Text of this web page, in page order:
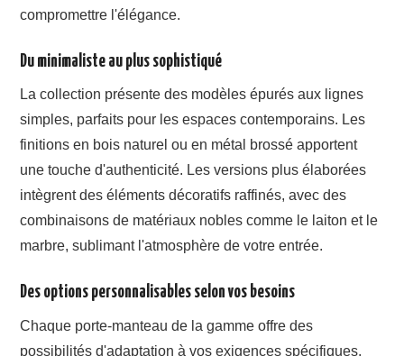
compromettre l'élégance.
Du minimaliste au plus sophistiqué
La collection présente des modèles épurés aux lignes
simples, parfaits pour les espaces contemporains. Les
finitions en bois naturel ou en métal brossé apportent
une touche d'authenticité. Les versions plus élaborées
intègrent des éléments décoratifs raffinés, avec des
combinaisons de matériaux nobles comme le laiton et le
marbre, sublimant l'atmosphère de votre entrée.
Des options personnalisables selon vos besoins
Chaque porte-manteau de la gamme offre des
possibilités d'adaptation à vos exigences spécifiques.